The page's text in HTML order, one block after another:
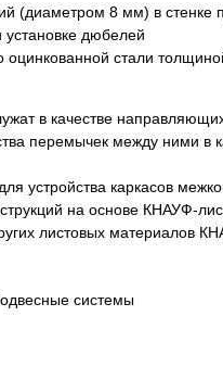
(диаметром 8 мм) в
установке дюбелей
оцинкованной стали
в качестве
перемычек между ними в
устройства каркасов
на основе КНАУФ-
листовых материалов
системы